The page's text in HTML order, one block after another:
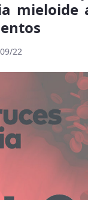
mieloide
22